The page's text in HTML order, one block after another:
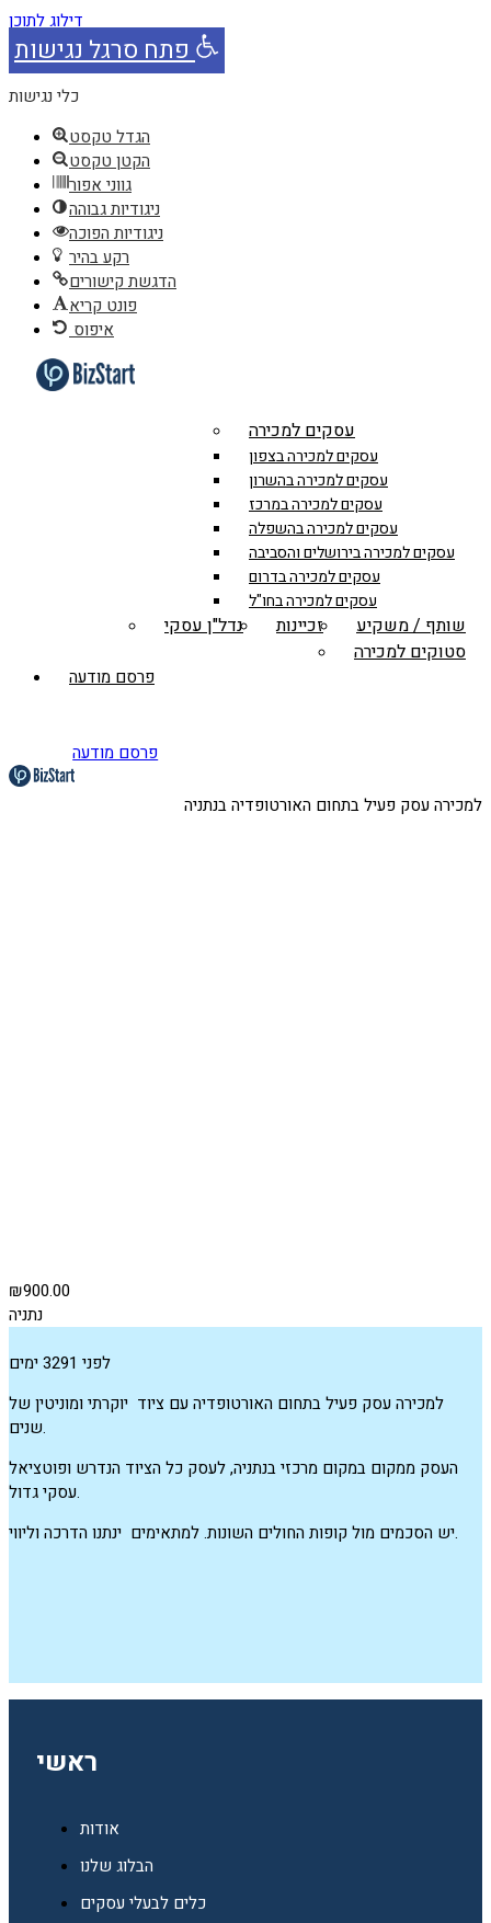
דילוג לתוכן
פתח סרגל נגישות
כלי נגישות
הגדל טקסט
הקטן טקסט
גווני אפור
ניגודיות גבוהה
ניגודיות הפוכה
רקע בהיר
הדגשת קישורים
פונט קריא
איפוס
עסקים למכירה
עסקים למכירה בצפון
עסקים למכירה בהשרון
עסקים למכירה במרכז
עסקים למכירה בהשפלה
עסקים למכירה בירושלים והסביבה
עסקים למכירה בדרום
עסקים למכירה בחו"ל
שותף / משקיע זכיינות
נדל"ן עסקי
סטוקים למכירה
פרסם מודעה
פרסם מודעה
למכירה עסק פעיל בתחום האורטופדיה בנתניה
₪900.00
נתניה
לפני 3291 ימים
למכירה עסק פעיל בתחום האורטופדיה עם ציוד יוקרתי ומוניטין של
שנים.
העסק ממקום במקום מרכזי בנתניה, לעסק כל הציוד הנדרש ופוטציאל
עסקי גדול.
יש הסכמים מול קופות החולים השונות. למתאימים ינתנו הדרכה וליווי.
ראשי
אודות
הבלוג שלנו
כלים לבעלי עסקים